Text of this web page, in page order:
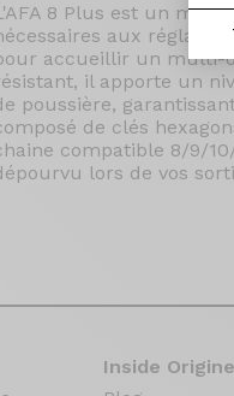
8 Plus est un
aux
accueillir un multi-
il apporte un
poussière,
de clés
compatible 8/9/
lors de vos
Inside Origine